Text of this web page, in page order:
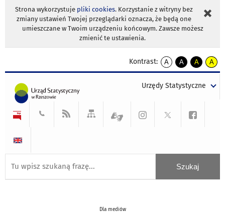
Strona wykorzystuje pliki cookies. Korzystanie z witryny bez
zmiany ustawień Twojej przeglądarki oznacza, że będą one
umieszczane w Twoim urządzeniu końcowym. Zawsze możesz
zmienić te ustawienia.
Kontrast:
A
kontrast
A
kontrast
tekst
czarnym
A
kontrast
tekst
czarnym
A
tekst
żółtym
Urzędy Statystyczne
Dla mediów